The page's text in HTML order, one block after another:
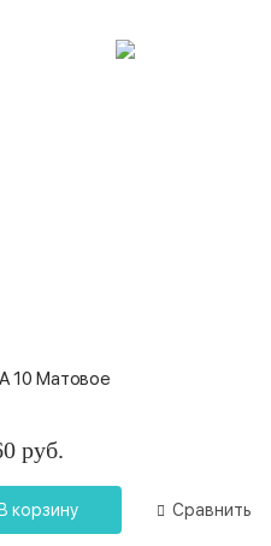
10 Матовое
руб.
В корзину Сравнить